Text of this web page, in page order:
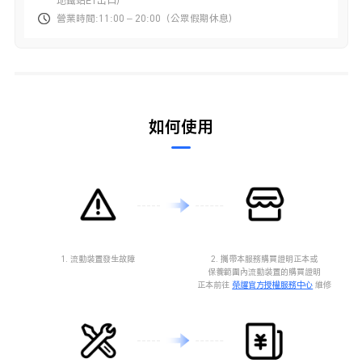
營業時間:11:00 – 20:00（公眾假期休息）
如何使用
1. 流動裝置發生故障
2. 攜帶本服務購買證明正本或
保養範圍內流動裝置的購買證明
正本前往 榮耀官方授權服務中心 維修